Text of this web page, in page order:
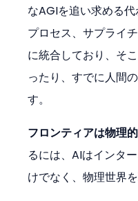
なAGIを追い求める
プロセス、サプライ
に統合しており、そ
ったり、すでに人間
す。
フロンティアは物理
るには、AIはインタ
けでなく、物理世界